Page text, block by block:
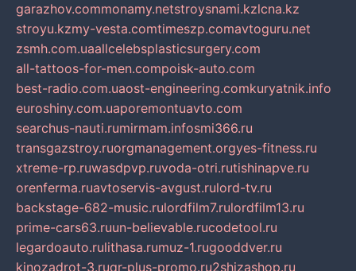
garazhov.commonamy.netstroysnami.kzlcna.kz
stroyu.kzmy-vesta.comtimeszp.comavtoguru.net
zsmh.com.uaallcelebsplasticsurgery.com
all-tattoos-for-men.compoisk-auto.com
best-radio.com.uaost-engineering.comkuryatnik.info
euroshiny.com.uaporemontuavto.com
searchus-nauti.rumirmam.infosmi366.ru
transgazstroy.ruorgmanagement.orgyes-fitness.ru
xtreme-rp.ruwasdpvp.ruvoda-otri.rutishinapve.ru
orenferma.ruavtoservis-avgust.rulord-tv.ru
backstage-682-music.rulordfilm7.rulordfilm13.ru
prime-cars63.ruun-believable.rucodetool.ru
legardoauto.rulithasa.rumuz-1.rugooddver.ru
kinozadrot-3.ruqr-plus-promo.ru2shizashop.ru